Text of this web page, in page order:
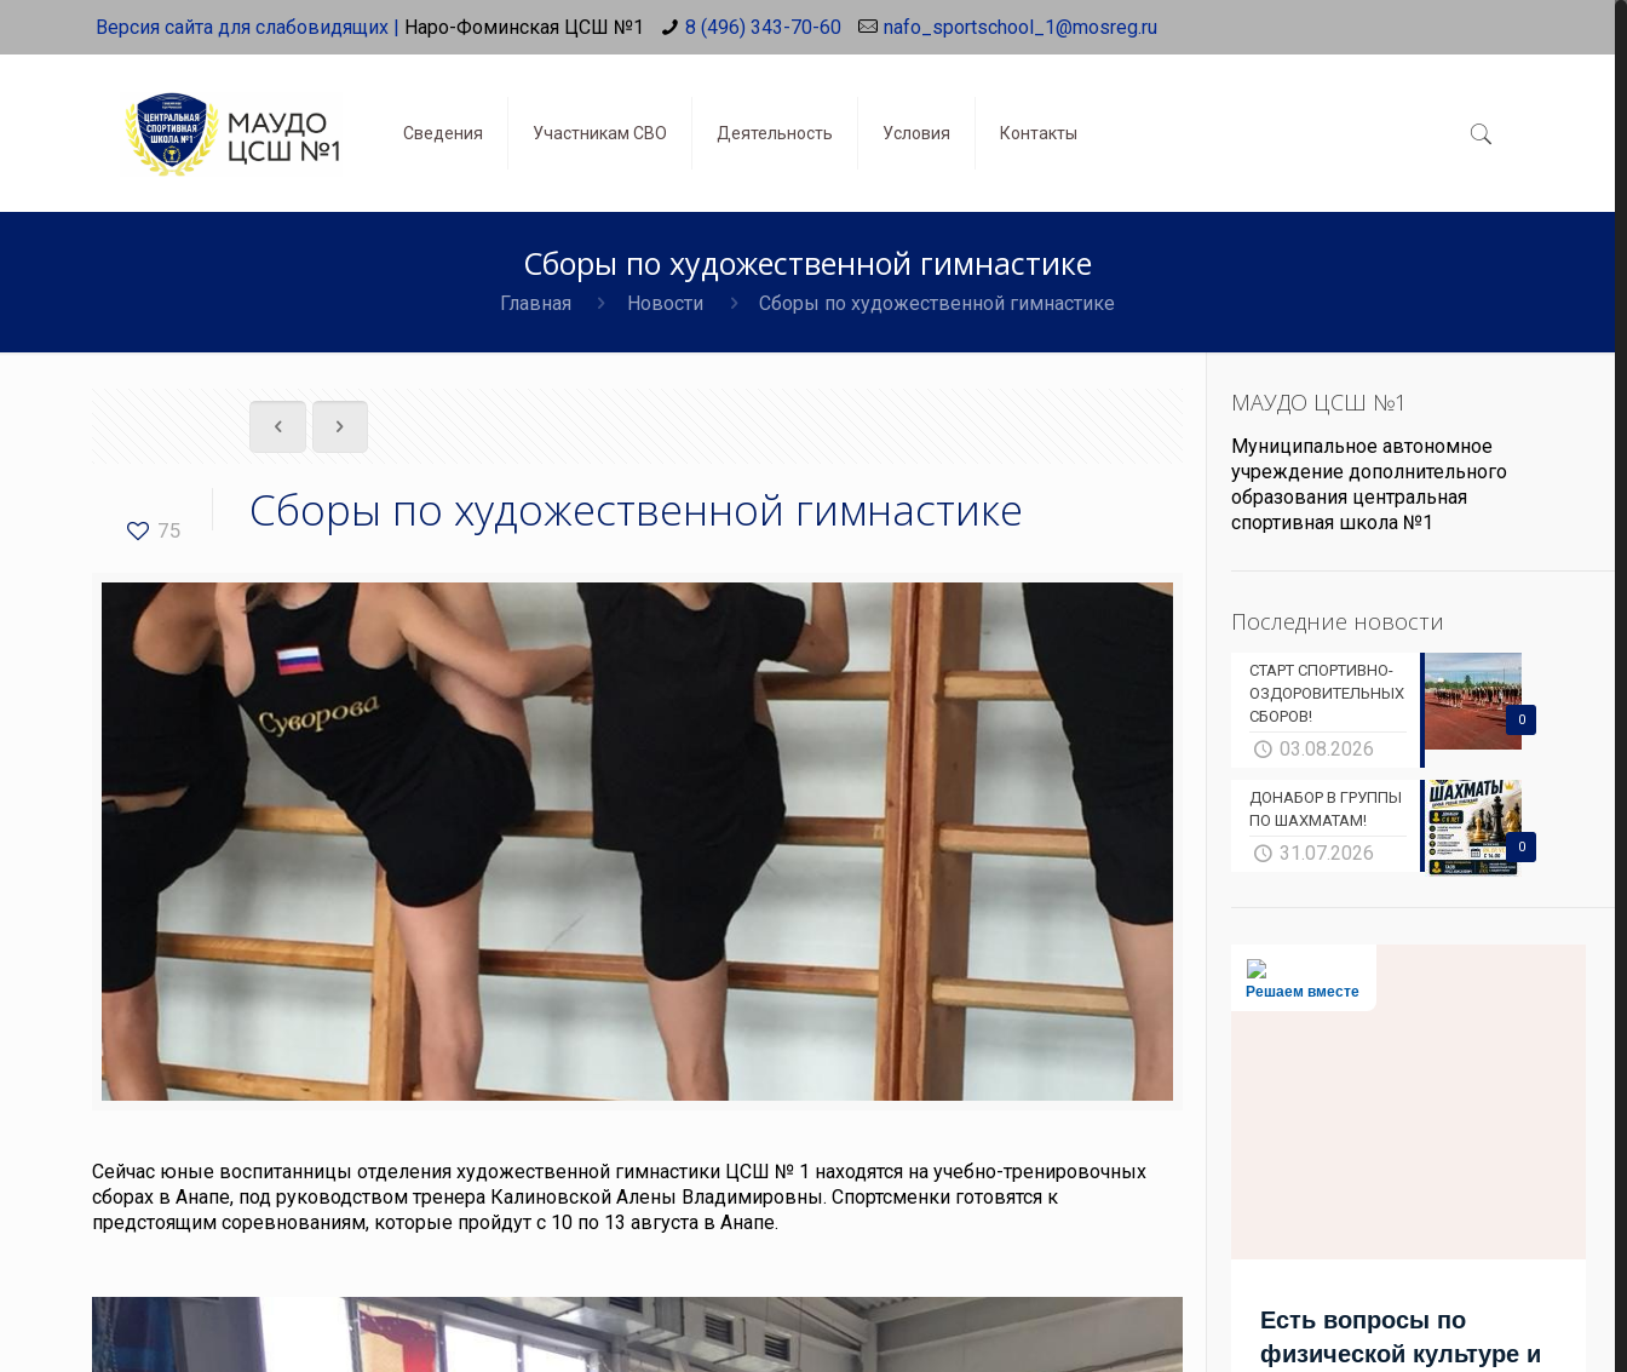
Версия сайта для слабовидящих | Наро-Фоминская ЦСШ №1 8 (496) 343-70-60 nafo_sportschool_1@mosreg.ru
Сведения Участникам СВО Деятельность Условия Контакты
Сборы по художественной гимнастике
Главная Новости Сборы по художественной гимнастике
75 Сборы по художественной гимнастике
Сейчас юные воспитанницы отделения художественной гимнастики ЦСШ № 1 находятся на учебно-тренировочных
сборах в Анапе, под руководством тренера Калиновской Алены Владимировны. Спортсменки готовятся к
предстоящим соревнованиям, которые пройдут с 10 по 13 августа в Анапе.
МАУДО ЦСШ №1
Муниципальное автономное
учреждение дополнительного
образования центральная
спортивная школа №1
Последние новости
0
СТАРТ СПОРТИВНО-
ОЗДОРОВИТЕЛЬНЫХ
СБОРОВ!
03.08.2026
0
ДОНАБОР В ГРУППЫ
ПО ШАХМАТАМ!
31.07.2026
Решаем вместе
Есть вопросы по
физической культуре и